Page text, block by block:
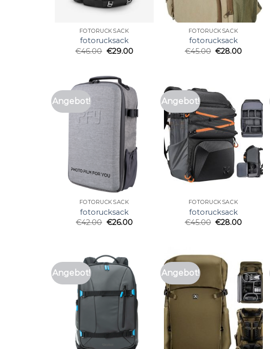
FOTORUCKSACK
fotorucksack
€46.00 €29.00
FOTORUCKSACK
fotorucksack
€45.00 €28.00
Angebot!
FOTORUCKSACK
fotorucksack
€42.00 €26.00
Angebot!
FOTORUCKSACK
fotorucksack
€45.00 €28.00
Angebot! Angebot!